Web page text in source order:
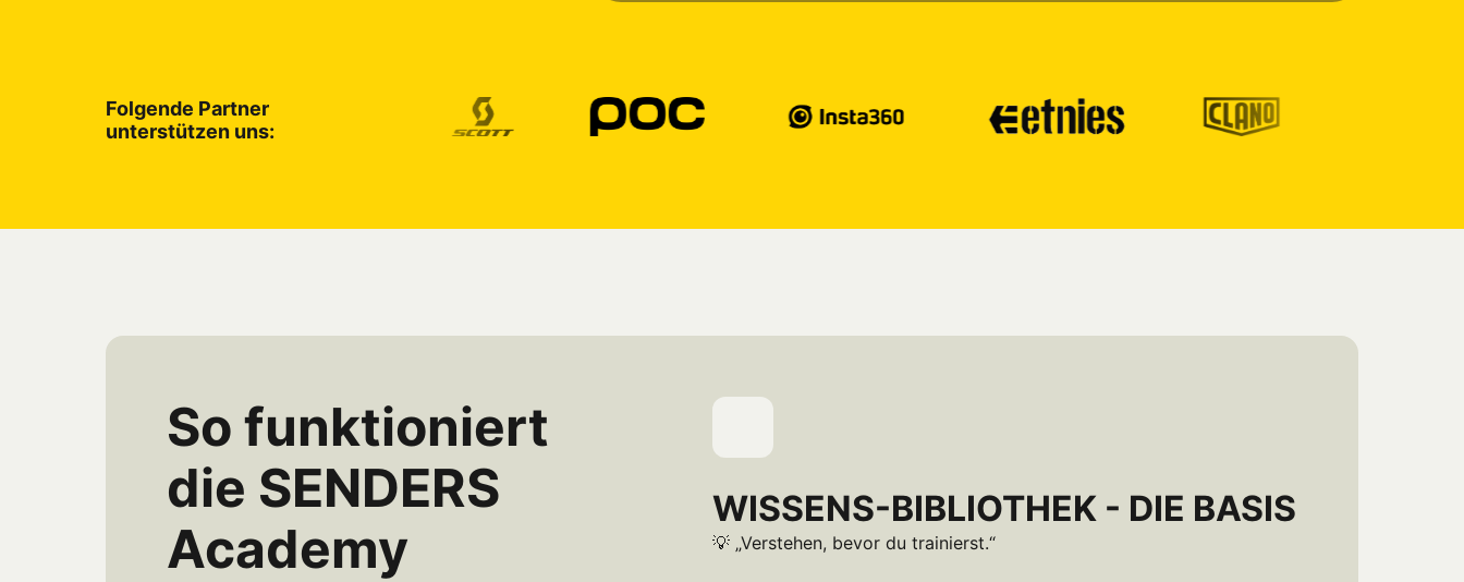
Folgende Partner
unterstützen uns:
So funktioniert
die SENDERS
Academy
WISSENS-BIBLIOTHEK - DIE BASIS
💡 „Verstehen, bevor du trainierst.“